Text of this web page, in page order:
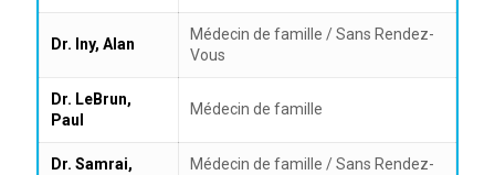
Dr. Iny, Alan
Médecin de famille / Sans Rendez-
Vous
Dr. LeBrun,
Paul
Médecin de famille
Dr. Samrai,
Médecin de famille / Sans Rendez-